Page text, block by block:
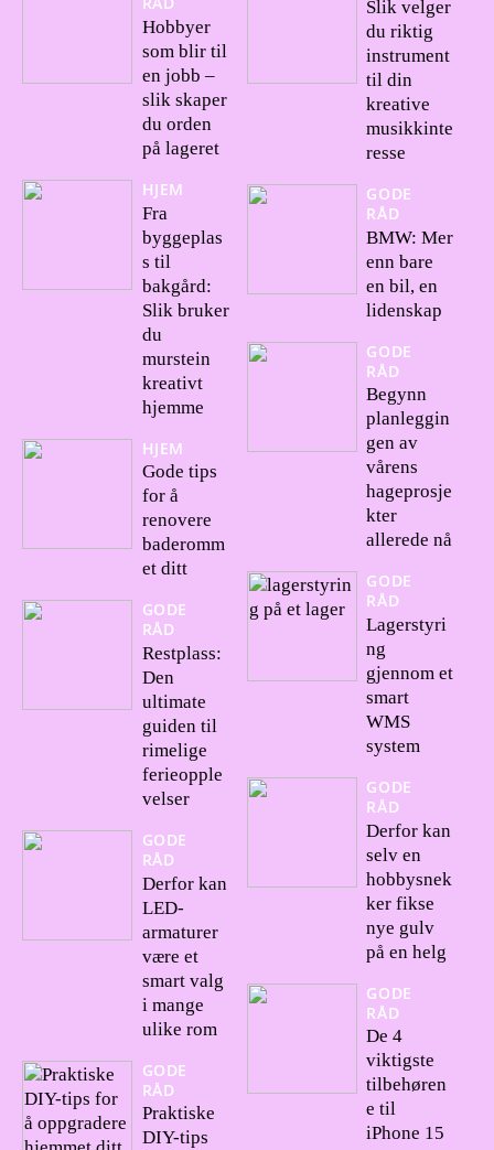
Hobbyer
som blir til
en jobb –
slik skaper
du orden
på lageret
HJEM
Fra
byggeplas
s til
bakgård:
Slik bruker
du
murstein
kreativt
hjemme
HJEM
Gode tips
for å
renovere
baderomm
et ditt
GODE
RÅD
Restplass:
Den
ultimate
guiden til
rimelige
ferieopple
velser
GODE
RÅD
Derfor kan
LED-
armaturer
være et
smart valg
i mange
ulike rom
GODE
RÅD
Praktiske
DIY-tips
Slik velger
du riktig
instrument
til din
kreative
musikkinte
resse
GODE
RÅD
BMW: Mer
enn bare
en bil, en
lidenskap
GODE
RÅD
Begynn
planleggin
gen av
vårens
hageprosje
kter
allerede nå
GODE
RÅD
Lagerstyri
ng
gjennom et
smart
WMS
system
GODE
RÅD
Derfor kan
selv en
hobbysnek
ker fikse
nye gulv
på en helg
GODE
RÅD
De 4
viktigste
tilbehøren
e til
iPhone 15